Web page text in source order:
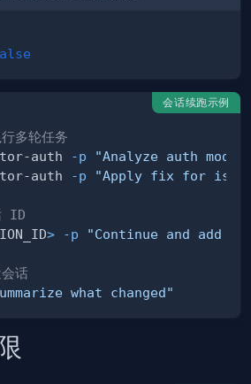
会话续跑示例
多轮任务
auth -p
"Analyze auth
auth -p "Apply fix for
ID
> -p "Continue and add
话
what changed"